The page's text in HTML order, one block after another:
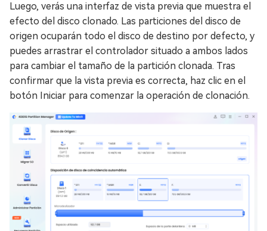
Luego, verás una interfaz de vista previa que muestra el
efecto del disco clonado. Las particiones del disco de
origen ocuparán todo el disco de destino por defecto, y
puedes arrastrar el controlador situado a ambos lados
para cambiar el tamaño de la partición clonada. Tras
confirmar que la vista previa es correcta, haz clic en el
botón Iniciar para comenzar la operación de clonación.